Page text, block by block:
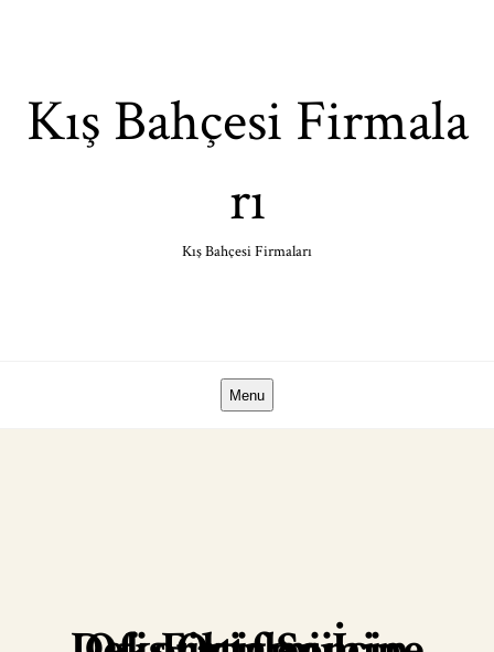
Kış Bahçesi Firmala
rı
Kış Bahçesi Firmaları
Menu